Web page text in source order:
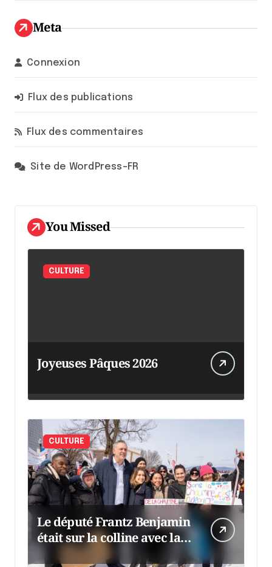
Meta
Connexion
Flux des publications
Flux des commentaires
Site de WordPress-FR
You Missed
CULTURE
Joyeuses Pâques 2026
CULTURE
Le député Frantz Benjamin
était sur la colline avec la
chaumine